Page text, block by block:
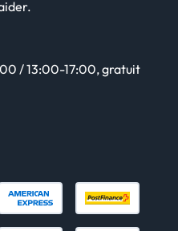
/ 13:00-17:00, gratuit